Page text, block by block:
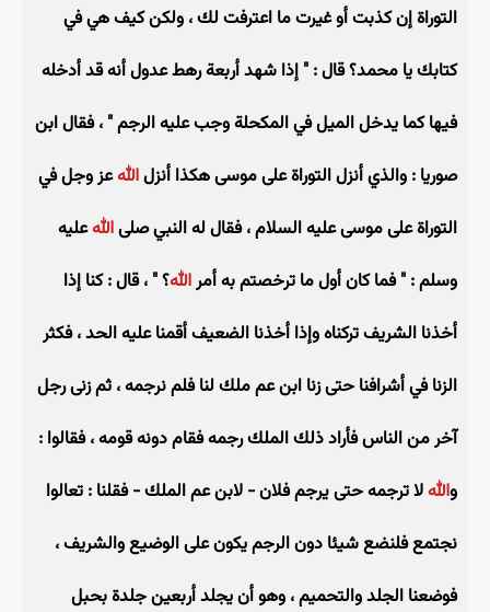
التوراة إن كذبت أو غيرت ما اعترفت لك ، ولكن كيف هي في
كتابك يا محمد؟ قال : " إذا شهد أربعة رهط عدول أنه قد أدخله
فيها كما يدخل الميل في المكحلة وجب عليه الرجم " ، فقال ابن
صوريا : والذي أنزل التوراة على موسى هكذا أنزلاللهعز وجل في
التوراة على موسى عليه السلام ، فقال له النبي صلىاللهعليه
وسلم : " فما كان أول ما ترخصتم به أمرالله؟ " ، قال : كنا إذا
أخذنا الشريف تركناه وإذا أخذنا الضعيف أقمنا عليه الحد ، فكثر
الزنا في أشرافنا حتى زنا ابن عم ملك لنا فلم نرجمه ، ثم زنى رجل
آخر من الناس فأراد ذلك الملك رجمه فقام دونه قومه ، فقالوا :
واللهلا ترجمه حتى يرجم فلان - لابن عم الملك - فقلنا : تعالوا
نجتمع فلنضع شيئا دون الرجم يكون على الوضيع والشريف ،
فوضعنا الجلد والتحميم ، وهو أن يجلد أربعين جلدة بحبل